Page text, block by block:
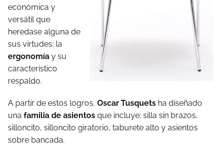
económica y
versátil que
heredase alguna de
sus virtudes; la
ergonomía y su
característico
respaldo.
A partir de estos logros, Oscar Tusquets ha diseñado
una familia de asientos que incluye: silla sin brazos,
silloncito, silloncito giratorio, taburete alto y asientos
sobre bancada.